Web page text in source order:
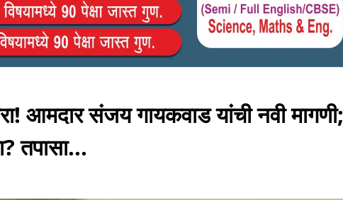
आमदार संजय गायकवाड यांची नवी मागणी;
तपासा...